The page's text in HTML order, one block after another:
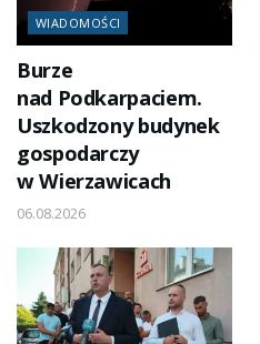
WIADOMOŚCI
Burze
nad Podkarpaciem.
Uszkodzony budynek
gospodarczy
w Wierzawicach
06.08.2026